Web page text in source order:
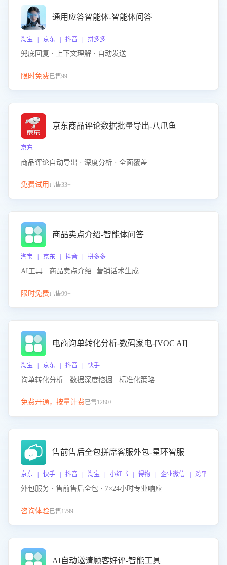
通用应答智能体-智能体问答
淘宝 | 京东 | 抖音 | 拼多多
兜底回复 · 上下文理解 · 自动发送
限时免费已售99+
京东商品评论数据批量导出-八爪鱼
京东
商品评论自动导出 · 深度分析 · 全面覆盖
免费试用 已售33+
商品卖点介绍-智能体问答
淘宝 | 京东 | 抖音 | 拼多多
AI工具 · 商品卖点介绍· 营销话术生成
限时免费已售99+
电商询单转化分析-数码家电-[VOC AI]
淘宝 | 京东 | 抖音 | 快手
询单转化分析 · 数据深度挖掘 · 标准化策略
免费开通，按量计费已售1280+
售前售后全包拼席客服外包-星环智服
京东 | 快手 | 抖音 | 淘宝 | 小红书 | 得物 | 企业微信 | 跨平台
外包服务 · 售前售后全包 · 7×24小时专业响应
咨询体验已售1799+
AI自动邀请顾客好评-智能工具